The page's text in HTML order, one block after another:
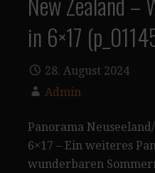
in 6×17
28. August 2024
Admin
Panorama
6×17 – Ein weiteres
wunderbaren